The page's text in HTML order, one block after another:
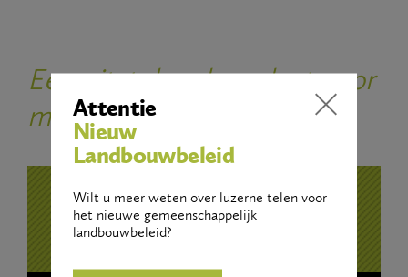
Een uitstekend product voor
mengvoeders
Bestel hier
Attentie
Nieuw
Landbouwbeleid
Wilt u meer weten over luzerne telen voor
het nieuwe gemeenschappelijk
landbouwbeleid?